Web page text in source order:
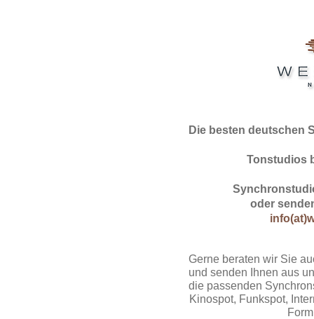
Die besten deutschen
Tonstudios
oder
Gerne beraten wir Sie
und senden Ihnen aus
die passenden
Kinospot, Funkspot,